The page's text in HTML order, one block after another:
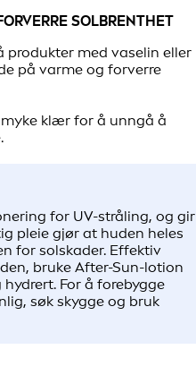
SOLBRENTHET
produkter med vaselin eller
på varme og forverre
myke klær for å unngå å
for UV-stråling, og gir
pleie gjør at huden heles
for solskader. Effektiv
bruke After-Sun-lotion
For å forebygge
søk skygge og bruk